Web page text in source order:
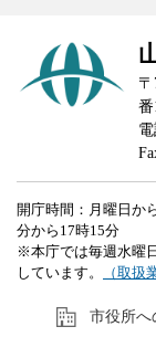
開庁時間：月曜日か
分から17時15分
※本庁では毎週水曜
しています。
（取扱
市役所へ